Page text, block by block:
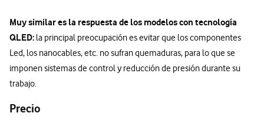
Muy similar es la respuesta de los modelos con tecnología
QLED: la principal preocupación es evitar que los componentes
Led, los nanocables, etc. no sufran quemaduras, para lo que se
imponen sistemas de control y reducción de presión durante su
trabajo.
Precio